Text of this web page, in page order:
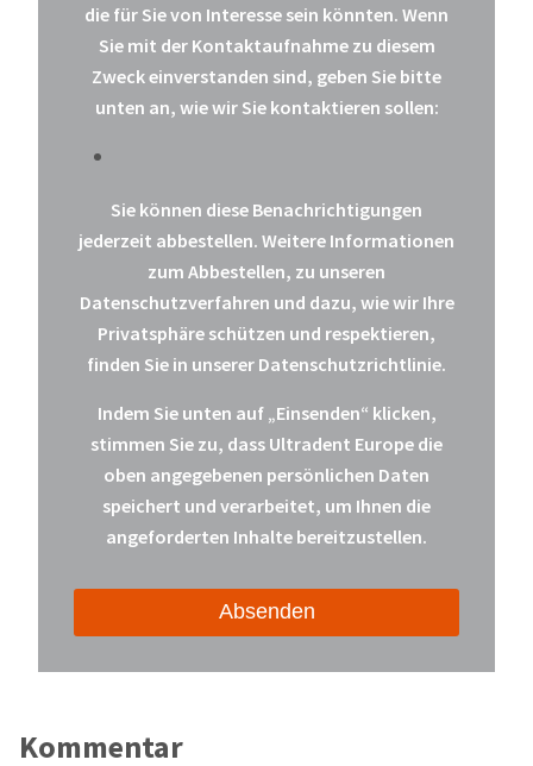
die für Sie von Interesse sein könnten. Wenn
Sie mit der Kontaktaufnahme zu diesem
Zweck einverstanden sind, geben Sie bitte
unten an, wie wir Sie kontaktieren sollen:
Sie können diese Benachrichtigungen
jederzeit abbestellen. Weitere Informationen
zum Abbestellen, zu unseren
Datenschutzverfahren und dazu, wie wir Ihre
Privatsphäre schützen und respektieren,
finden Sie in unserer Datenschutzrichtlinie.
Indem Sie unten auf „Einsenden“ klicken,
stimmen Sie zu, dass Ultradent Europe die
oben angegebenen persönlichen Daten
speichert und verarbeitet, um Ihnen die
angeforderten Inhalte bereitzustellen.
Kommentar